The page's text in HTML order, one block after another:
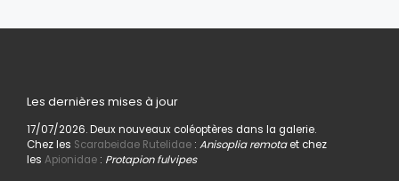
Les dernières mises à jour
17/07/2026. Deux nouveaux coléoptères dans la galerie.
Chez les Scarabeidae Rutelidae: Anisoplia remotaet chez
les Apionidae: Protapion fulvipes